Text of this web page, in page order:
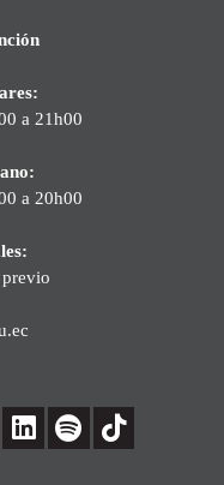
a 21h00
a 20h00